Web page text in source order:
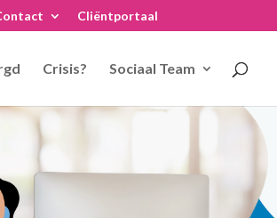
Cliëntportaal
Crisis? Sociaal Team